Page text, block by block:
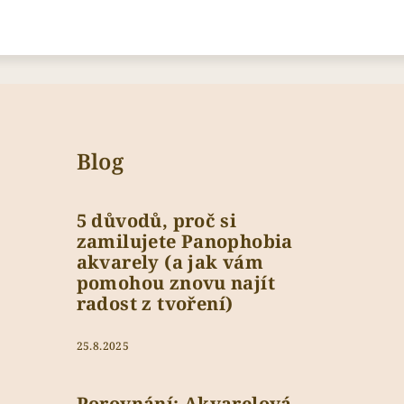
Blog
5 důvodů, proč si
zamilujete Panophobia
akvarely (a jak vám
pomohou znovu najít
radost z tvoření)
25.8.2025